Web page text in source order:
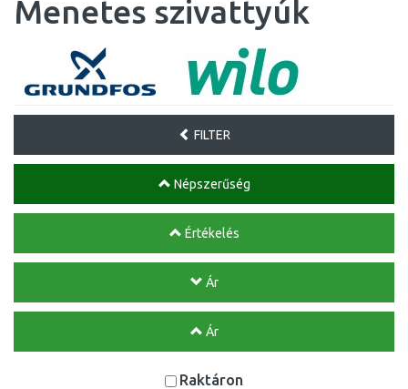
Menetes szivattyúk
FILTER
Népszerűség
Értékelés
Ár
Ár
Raktáron